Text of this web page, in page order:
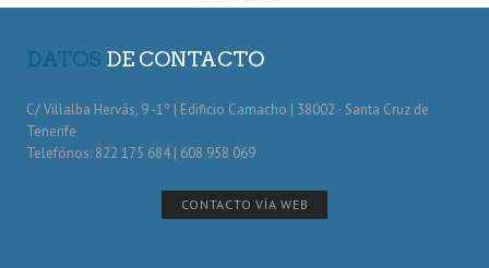
DATOS DE CONTACTO
C/ Villalba Hervás, 9 -1º | Edificio Camacho | 38002 · Santa Cruz de
Tenerife
Telefónos: 822 175 684 | 608 958 069
CONTACTO VÍA WEB